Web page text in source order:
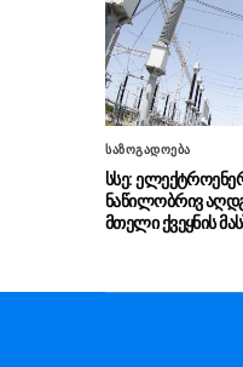
საზოგადოება
სსე:
ნაწილობრივ
მთელი ქვეყნის